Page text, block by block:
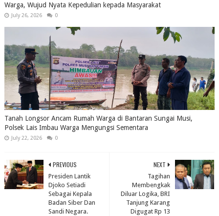
Warga, Wujud Nyata Kepedulian kepada Masyarakat
July 26, 2026 0
Tanah Longsor Ancam Rumah Warga di Bantaran Sungai Musi,
Polsek Lais Imbau Warga Mengungsi Sementara
July 22, 2026 0
NEXT
Tagihan
Membengkak
Diluar Logika, BRI
Tanjung Karang
Digugat Rp 13
PREVIOUS
Presiden Lantik
Djoko Setiadi
Sebagai Kepala
Badan Siber Dan
Sandi Negara.